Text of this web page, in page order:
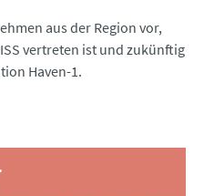
aus der Region vor,
vertreten ist und zukünftig
Haven-1.